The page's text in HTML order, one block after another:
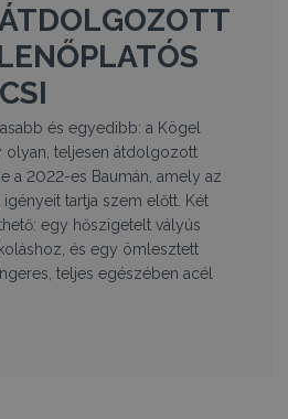
és egyedibb: a Kögel
teljesen átdolgozott
a 2022-es Baumán, amely az
tartja szem előtt. Két
egy hőszigetelt vályús
és egy ömlesztett
teljes egészében acél